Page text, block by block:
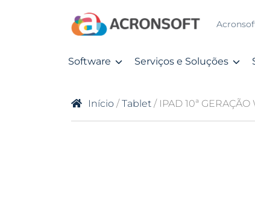
Software Serviços e Soluções
Início /Tablet / IPAD 10ª